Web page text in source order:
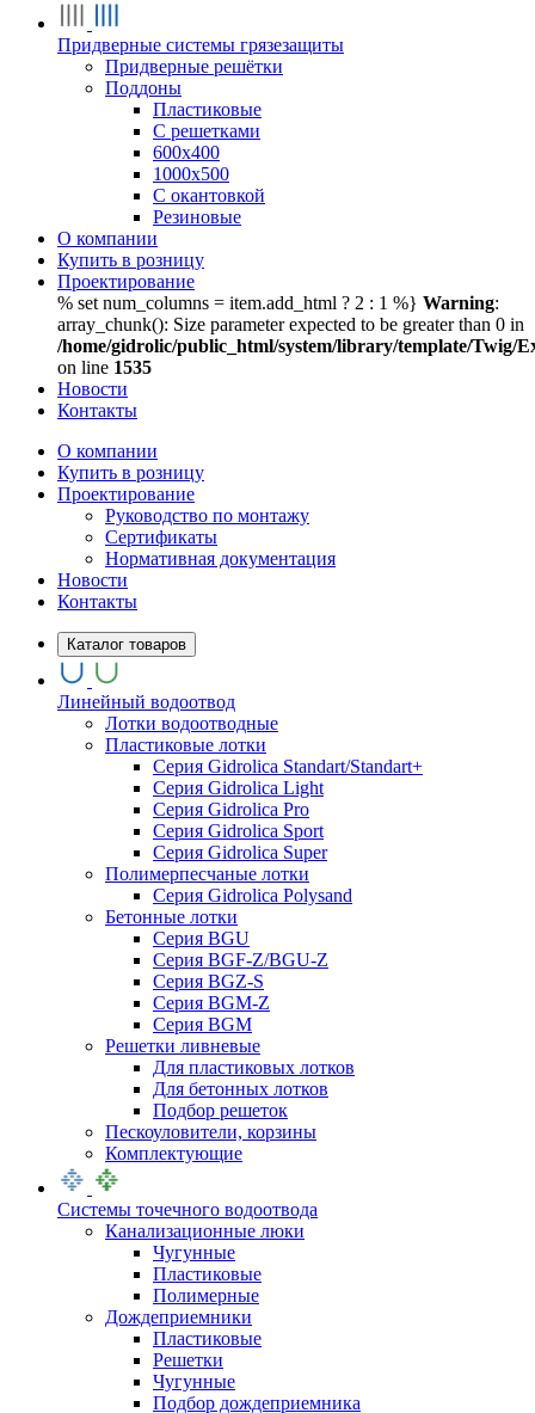
Придверные системы грязезащиты
Придверные решётки
Поддоны
Пластиковые
С решетками
600х400
1000х500
С окантовкой
Резиновые
О компании
Купить в розницу
Проектирование
% set num_columns = item.add_html ? 2 : 1 %} Warning:
array_chunk(): Size parameter expected to be greater than 0 in
/home/gidrolic/public_html/system/library/template/Twig/
on line 1535
Новости
Контакты
О компании
Купить в розницу
Проектирование
Руководство по монтажу
Сертификаты
Нормативная документация
Новости
Контакты
Каталог товаров
Линейный водоотвод
Лотки водоотводные
Пластиковые лотки
Серия Gidrolica Standart/Standart+
Серия Gidrolica Light
Серия Gidrolica Pro
Серия Gidrolica Sport
Серия Gidrolica Super
Полимерпесчаные лотки
Серия Gidrolica Polysand
Бетонные лотки
Серия BGU
Серия BGF-Z/BGU-Z
Серия BGZ-S
Серия BGM-Z
Серия BGM
Решетки ливневые
Для пластиковых лотков
Для бетонных лотков
Подбор решеток
Пескоуловители, корзины
Комплектующие
Системы точечного водоотвода
Канализационные люки
Чугунные
Пластиковые
Полимерные
Дождеприемники
Пластиковые
Решетки
Чугунные
Подбор дождеприемника